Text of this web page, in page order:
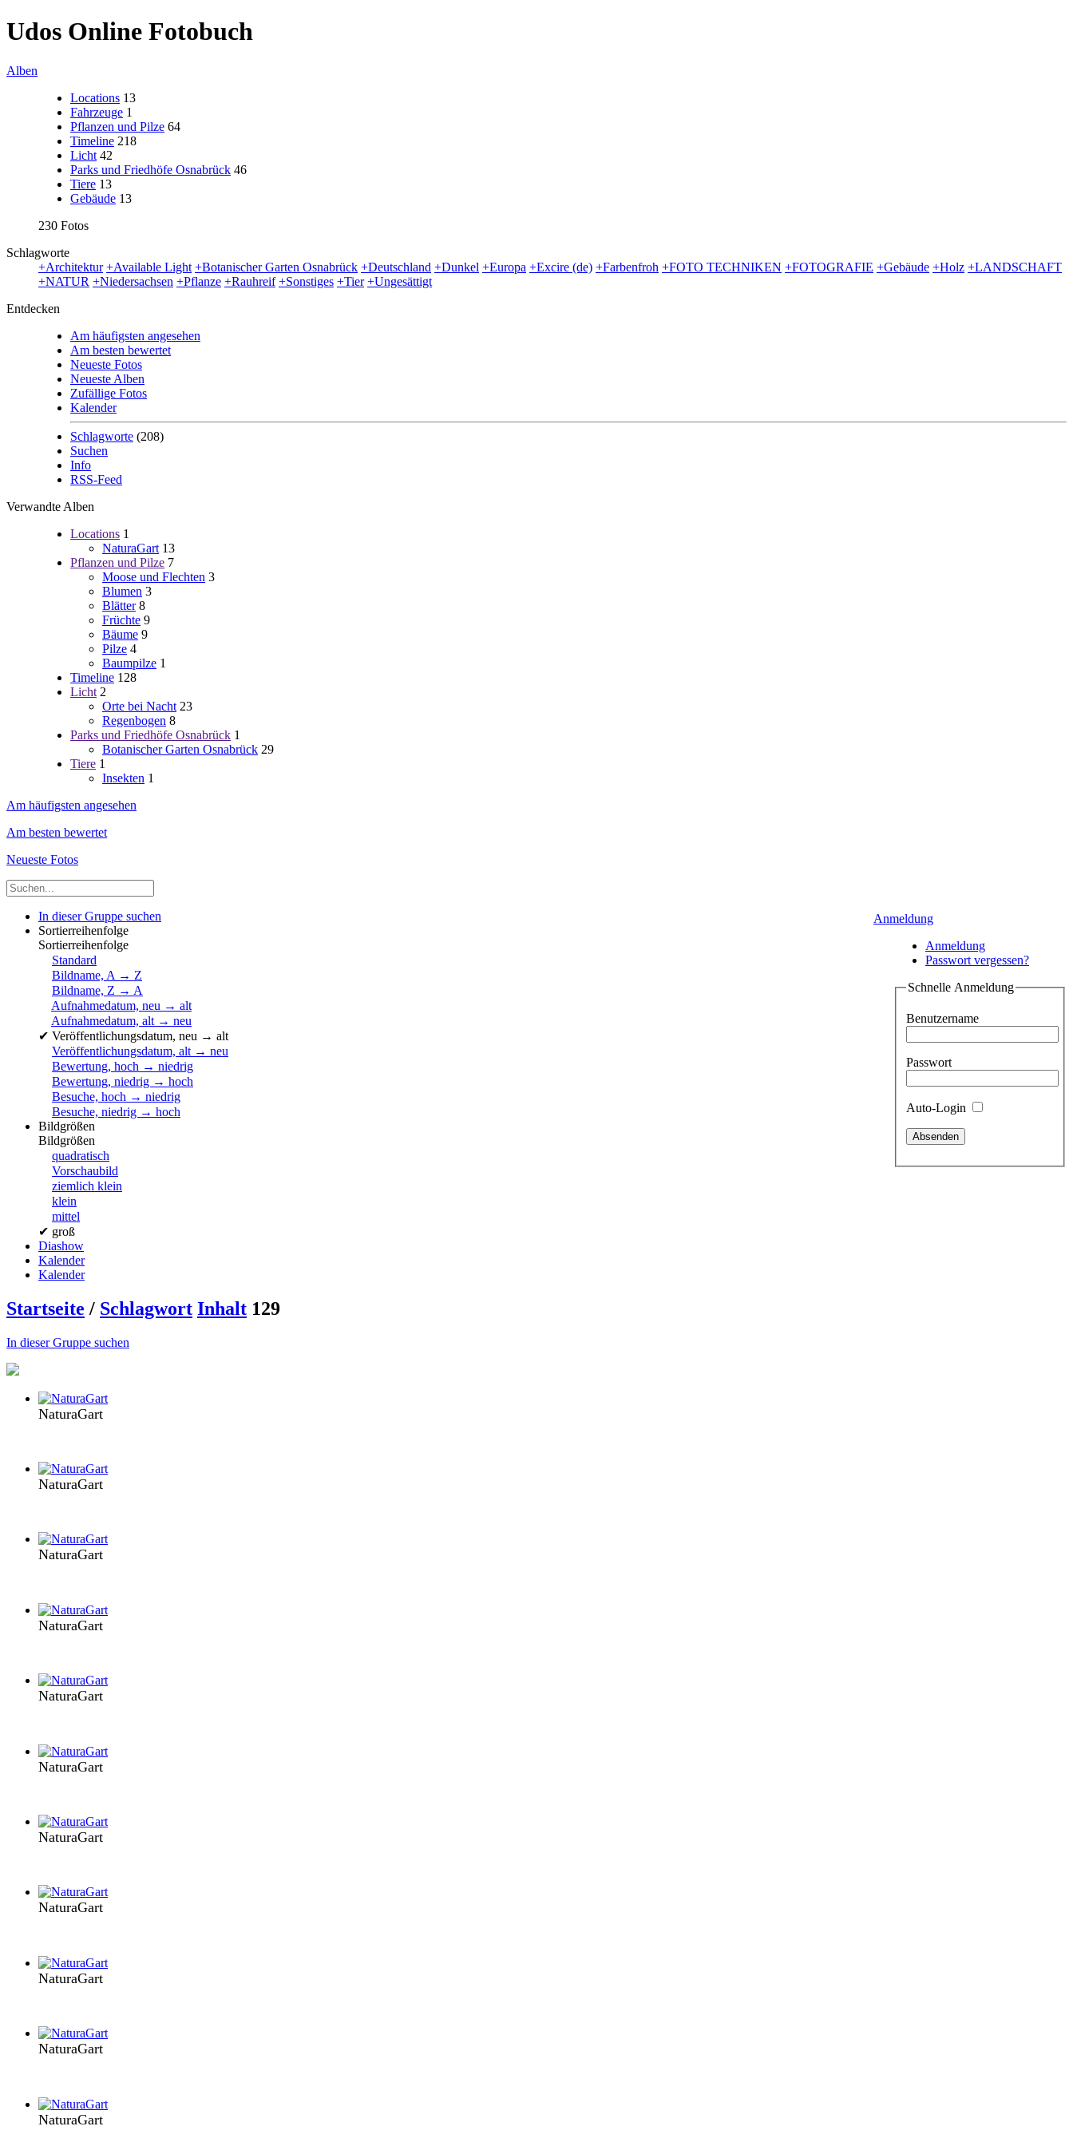
Udos Online Fotobuch
Alben
Locations 13
Fahrzeuge 1
Pflanzen und Pilze 64
Timeline 218
Licht 42
Parks und Friedhöfe Osnabrück 46
Tiere 13
Gebäude 13
230 Fotos
Schlagworte
+Architektur +Available Light +Botanischer Garten Osnabrück +Deutschland +Dunkel +Europa +Excire (de) +Farbenfroh +FOTO TECHNIKEN +FOTOGRAFIE +Gebäude +Holz +LANDSCHAFT
+NATUR +Niedersachsen +Pflanze +Rauhreif +Sonstiges +Tier +Ungesättigt
Entdecken
Am häufigsten angesehen
Am besten bewertet
Neueste Fotos
Neueste Alben
Zufällige Fotos
Kalender
Schlagworte (208)
Suchen
Info
RSS-Feed
Verwandte Alben
Locations 1
NaturaGart 13
Pflanzen und Pilze 7
Moose und Flechten 3
Blumen 3
Blätter 8
Früchte 9
Bäume 9
Pilze 4
Baumpilze 1
Timeline 128
Licht 2
Orte bei Nacht 23
Regenbogen 8
Parks und Friedhöfe Osnabrück 1
Botanischer Garten Osnabrück 29
Tiere 1
Insekten 1
Am häufigsten angesehen
Am besten bewertet
Neueste Fotos
Anmeldung
Anmeldung
Passwort vergessen?
Schnelle Anmeldung
Benutzername
Passwort
Auto-Login
In dieser Gruppe suchen
Sortierreihenfolge
Sortierreihenfolge
Standard
Bildname, A → Z
Bildname, Z → A
Aufnahmedatum, neu → alt
Aufnahmedatum, alt → neu
✔ Veröffentlichungsdatum, neu → alt
Veröffentlichungsdatum, alt → neu
Bewertung, hoch → niedrig
Bewertung, niedrig → hoch
Besuche, hoch → niedrig
Besuche, niedrig → hoch
Bildgrößen
Bildgrößen
quadratisch
Vorschaubild
ziemlich klein
klein
mittel
✔ groß
Diashow
Kalender
Kalender
Startseite / Schlagwort Inhalt 129
In dieser Gruppe suchen
NaturaGart
NaturaGart
NaturaGart
NaturaGart
NaturaGart
NaturaGart
NaturaGart
NaturaGart
NaturaGart
NaturaGart
NaturaGart